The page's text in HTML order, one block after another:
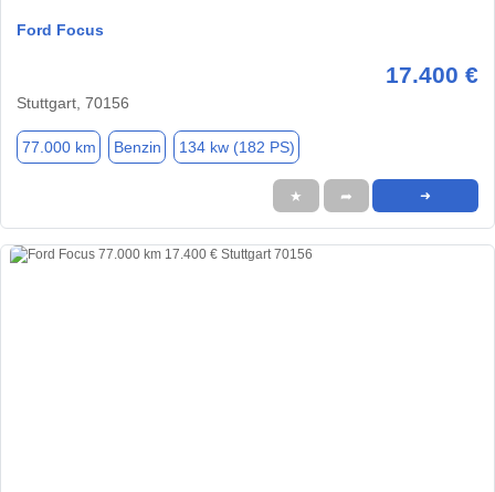
Ford Focus
17.400 €
Stuttgart, 70156
77.000 km Benzin 134 kw (182 PS)
★ ➦ ➜